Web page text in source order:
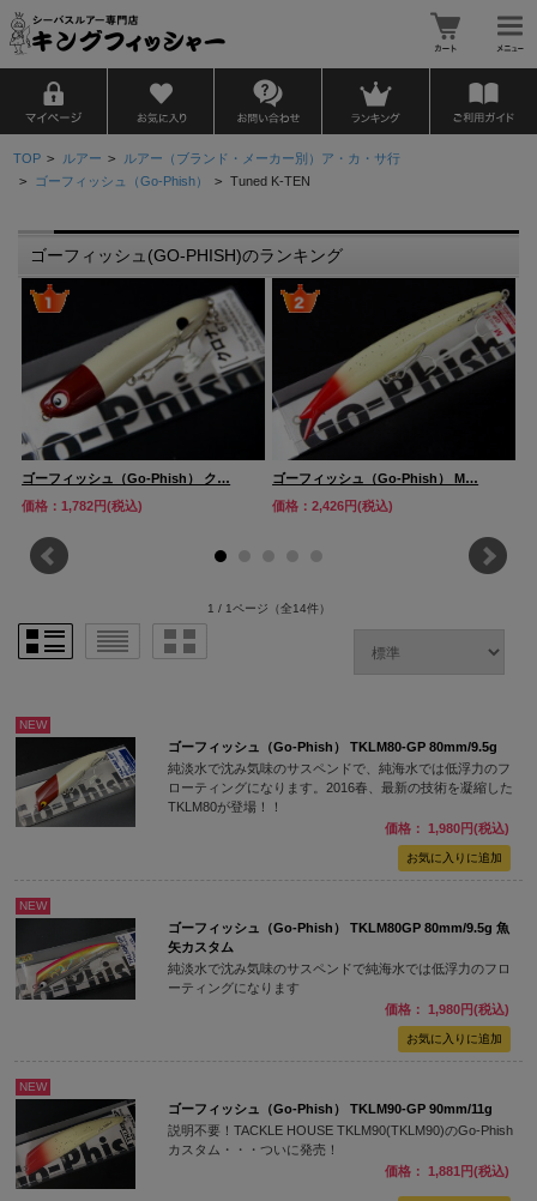
TOP > ルアー > ルアー（ブランド・メーカー別）ア・カ・サ行
> ゴーフィッシュ（Go-Phish） > Tuned K-TEN
ゴーフィッシュ(GO-PHISH)のランキング
ゴーフィッシュ（Go-Phish） ク…
価格：1,782円(税込)
ゴーフィッシュ（Go-Phish） M…
価格：2,426円(税込)
1 / 1ページ （全14件）
NEW
ゴーフィッシュ（Go-Phish） TKLM80-GP 80mm/9.5g
純淡水で沈み気味のサスペンドで、純海水では低浮力のフ
ローティングになります。2016春、最新の技術を凝縮した
TKLM80が登場！！
価格： 1,980円(税込)
NEW
ゴーフィッシュ（Go-Phish） TKLM80GP 80mm/9.5g 魚
矢カスタム
純淡水で沈み気味のサスペンドで純海水では低浮力のフロ
ーティングになります
価格： 1,980円(税込)
NEW
ゴーフィッシュ（Go-Phish） TKLM90-GP 90mm/11g
説明不要！TACKLE HOUSE TKLM90(TKLM90)のGo-Phish
カスタム・・・ついに発売！
価格： 1,881円(税込)